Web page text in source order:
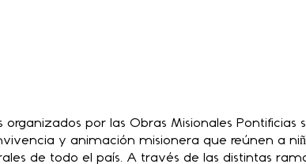
organizados por las Obras Misionales Pontificias
y animación misionera que reúnen a
de todo el país. A través de las distintas